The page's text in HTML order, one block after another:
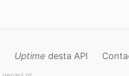
Uptime desta API